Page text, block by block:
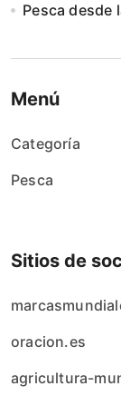
Pesca desde
Menú
Categoría
Pesca
Sitios de
oracion.es
agricultura-